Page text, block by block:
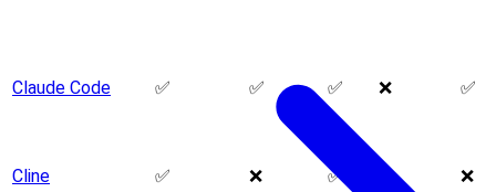
Claude Code ✅ ✅ ✅ ❌ ✅
Cline ✅ ❌ ✅ ❌ ❌